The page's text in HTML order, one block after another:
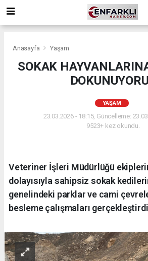
Anasayfa Yaşam
SOKAK
YAŞAM
23.03.2026 - 18:15, Güncelleme:
9523+ kez okundu.
Veteriner İşleri Müdürlüğü
dolayısıyla sahipsiz sokak
genelindeki parklar ve cami
besleme çalışmaları